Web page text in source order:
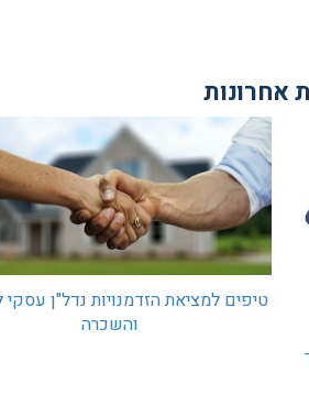
אחרונות
טיפים למציאת הזדמנויות נדל"ן עסקי
והשכרה